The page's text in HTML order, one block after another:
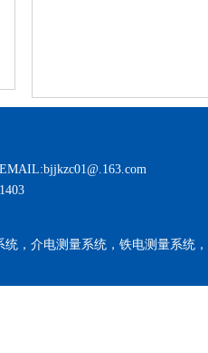
，介电测量系统，铁电测量系统